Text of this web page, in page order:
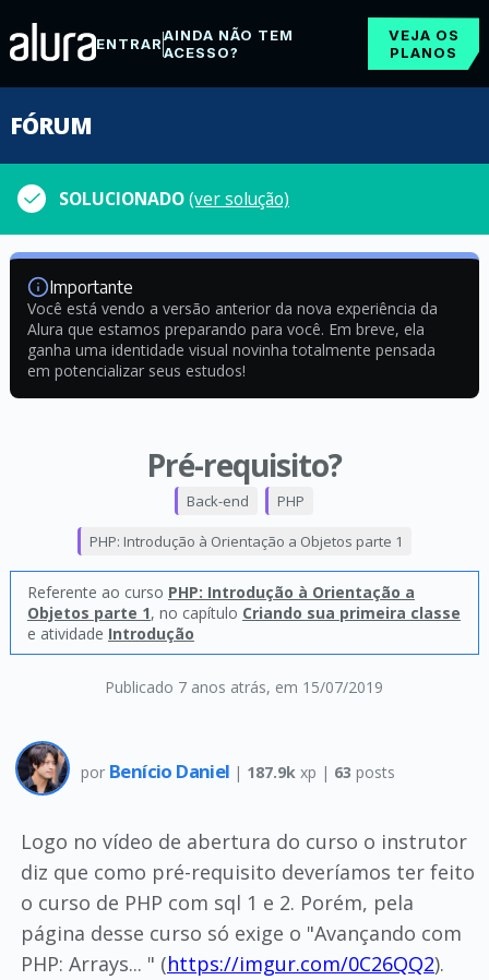
ENTRARAINDA NÃO TEM
ACESSO?
VEJA OS
PLANOS
FÓRUM
SOLUCIONADO(ver solução)
Importante
Você está vendo a versão anterior da nova experiência da
Alura que estamos preparando para você. Em breve, ela
ganha uma identidade visual novinha totalmente pensada
em potencializar seus estudos!
Pré-requisito?
Publicado 7 anos atrás, em 15/07/2019
Back-end PHP
PHP: Introdução à Orientação a Objetos parte 1
Referente ao curso PHP: Introdução à Orientação a
Objetos parte 1, no capítulo Criando sua primeira classe
e atividade Introdução
por Benício Daniel | 187.9k xp | 63 posts
Logo no vídeo de abertura do curso o instrutor
diz que como pré-requisito deveríamos ter feito
o curso de PHP com sql 1 e 2. Porém, pela
página desse curso só exige o "Avançando com
PHP: Arrays... " (https://imgur.com/0C26QQ2).